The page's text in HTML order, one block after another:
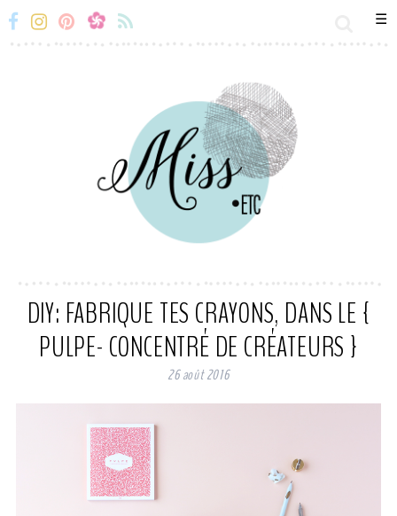
☰
Miss- Miss- Miss-
Flux
RSS
DIY: FABRIQUE TES CRAYONS, DANS LE {
PULPE- CONCENTRÉ DE CRÉATEURS }
26 août 2016